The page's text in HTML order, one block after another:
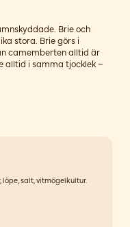
Brie och
stora. Brie görs i
camemberten alltid är
alltid i samma tjocklek −
löpe, salt, vitmögelkultur.